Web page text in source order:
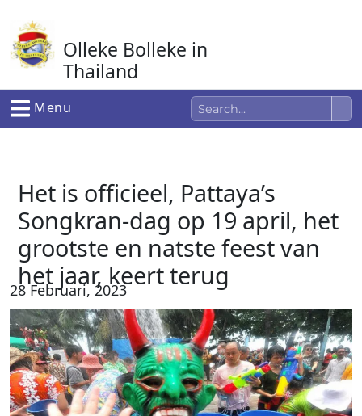
naar
de
inhoud
Olleke Bolleke in
Thailand
In Thailand
Menu
Het is officieel, Pattaya’s
Songkran-dag op 19 april, het
grootste en natste feest van
het jaar, keert terug
28 Februari, 2023